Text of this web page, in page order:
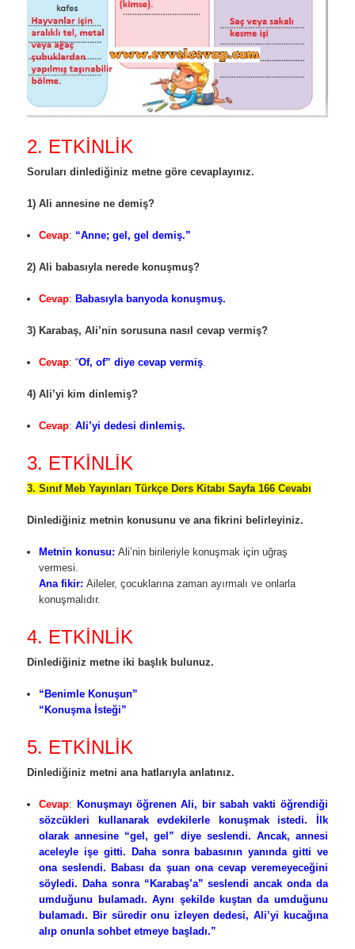
2. ETKİNLİK
Soruları dinlediğiniz metne göre cevaplayınız.
1) Ali annesine ne demiş?
Cevap: “Anne; gel, gel demiş.”
2) Ali babasıyla nerede konuşmuş?
Cevap: Babasıyla banyoda konuşmuş.
3) Karabaş, Ali’nin sorusuna nasıl cevap vermiş?
Cevap: “Of, of” diye cevap vermiş
4) Ali’yi kim dinlemiş?
Cevap:Ali’yi dedesi dinlemiş.
3. ETKİNLİK
3. Sınıf Meb Yayınları Türkçe Ders Kitabı Sayfa 166 Cevabı
Dinlediğiniz metnin konusunu ve ana fikrini belirleyiniz.
Metnin konusu: Ali’nin birileriyle konuşmak için uğraş
vermesi.
Ana fikir: Aileler, çocuklarına zaman ayırmalı ve onlarla
konuşmalıdır.
4. ETKİNLİK
Dinlediğiniz metne iki başlık bulunuz.
“Benimle Konuşun”
“Konuşma İsteği”
5. ETKİNLİK
Dinlediğiniz metni ana hatlarıyla anlatınız.
Cevap: Konuşmayı öğrenen Ali, bir sabah vakti öğrendiği
sözcükleri kullanarak evdekilerle konuşmak istedi. İlk
olarak annesine “gel, gel” diye seslendi. Ancak, annesi
aceleyle işe gitti. Daha sonra babasının yanında gitti ve
ona seslendi. Babası da şuan ona cevap veremeyeceğini
söyledi. Daha sonra “Karabaş’a” seslendi ancak onda da
umduğunu bulamadı. Aynı şekilde kuştan da umduğunu
bulamadı. Bir süredir onu izleyen dedesi, Ali’yi kucağına
alıp onunla sohbet etmeye başladı.”